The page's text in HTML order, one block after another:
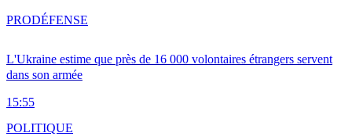
L'Ukraine estime que près de 16 000 volontaires étrangers servent
dans son armée
15:55
PRODÉFENSE
POLITIQUE